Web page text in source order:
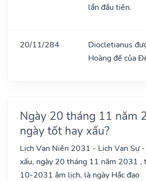
lần đầu tiên.
20/11/284
Diocletianus
Hoàng đế của
Ngày 20 tháng 11 năm
ngày tốt hay xấu?
Lịch Vạn Niên 2031 - Lịch Vạn Sự
xấu, ngày 20 tháng 11 năm 2031 ,
10-2031 âm lịch, là ngày Hắc đạo